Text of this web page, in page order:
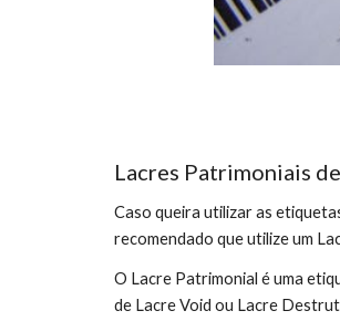
Lacres Patrimoniais
Caso queira utilizar as
recomendado que utilize um
O Lacre Patrimonial é uma
de Lacre Void ou Lacre